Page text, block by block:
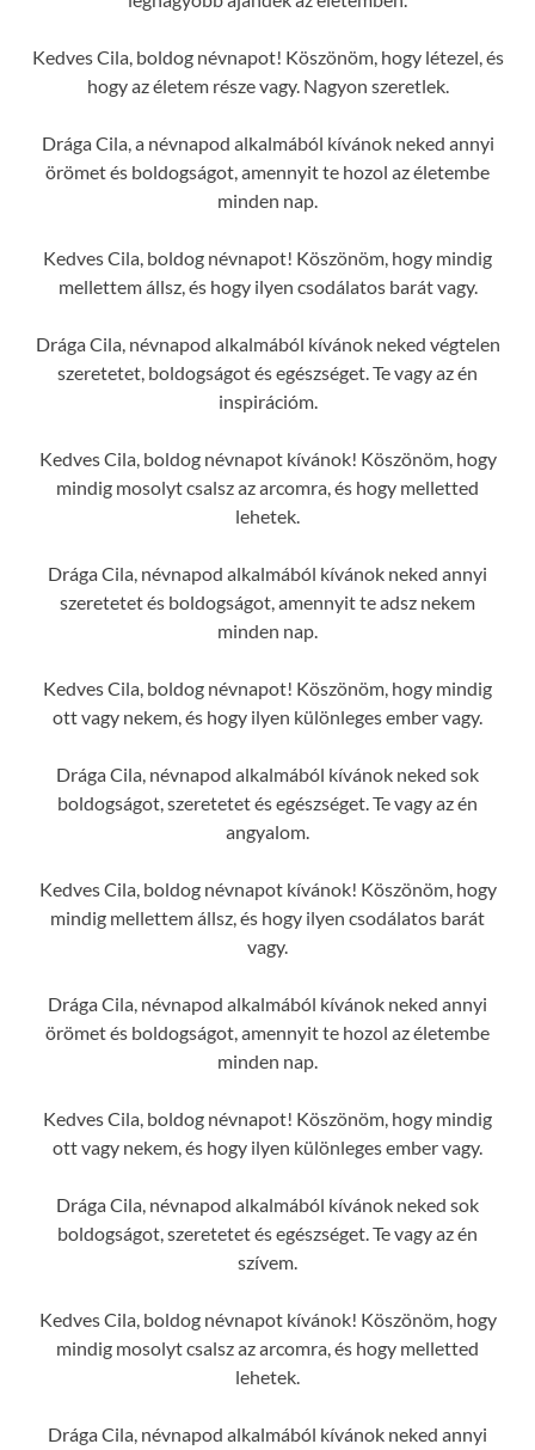
Kedves Cila, boldog névnapot! Köszönöm, hogy létezel, és
hogy az életem része vagy. Nagyon szeretlek.
Drága Cila, a névnapod alkalmából kívánok neked annyi
örömet és boldogságot, amennyit te hozol az életembe
minden nap.
Kedves Cila, boldog névnapot! Köszönöm, hogy mindig
mellettem állsz, és hogy ilyen csodálatos barát vagy.
Drága Cila, névnapod alkalmából kívánok neked végtelen
szeretetet, boldogságot és egészséget. Te vagy az én
inspirációm.
Kedves Cila, boldog névnapot kívánok! Köszönöm, hogy
mindig mosolyt csalsz az arcomra, és hogy melletted
lehetek.
Drága Cila, névnapod alkalmából kívánok neked annyi
szeretetet és boldogságot, amennyit te adsz nekem
minden nap.
Kedves Cila, boldog névnapot! Köszönöm, hogy mindig
ott vagy nekem, és hogy ilyen különleges ember vagy.
Drága Cila, névnapod alkalmából kívánok neked sok
boldogságot, szeretetet és egészséget. Te vagy az én
angyalom.
Kedves Cila, boldog névnapot kívánok! Köszönöm, hogy
mindig mellettem állsz, és hogy ilyen csodálatos barát
vagy.
Drága Cila, névnapod alkalmából kívánok neked annyi
örömet és boldogságot, amennyit te hozol az életembe
minden nap.
Kedves Cila, boldog névnapot! Köszönöm, hogy mindig
ott vagy nekem, és hogy ilyen különleges ember vagy.
Drága Cila, névnapod alkalmából kívánok neked sok
boldogságot, szeretetet és egészséget. Te vagy az én
szívem.
Kedves Cila, boldog névnapot kívánok! Köszönöm, hogy
mindig mosolyt csalsz az arcomra, és hogy melletted
lehetek.
Drága Cila, névnapod alkalmából kívánok neked annyi